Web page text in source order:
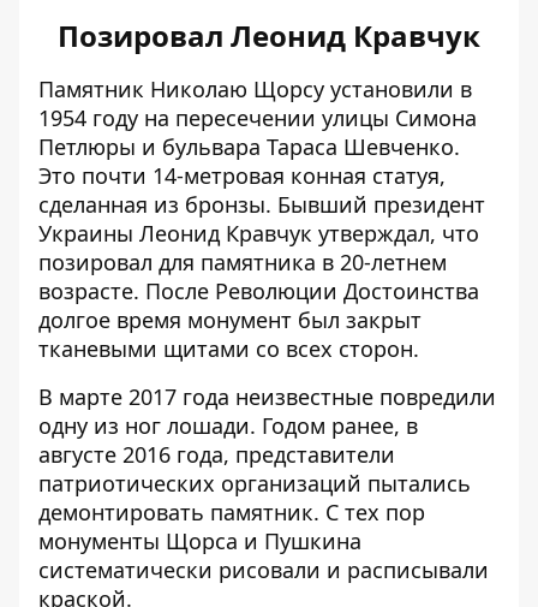
Позировал Леонид Кравчук
Памятник Николаю Щорсу установили в
1954 году на пересечении улицы Симона
Петлюры и бульвара Тараса Шевченко.
Это почти 14-метровая конная статуя,
сделанная из бронзы. Бывший президент
Украины Леонид Кравчук утверждал, что
позировал для памятника в 20-летнем
возрасте. После Революции Достоинства
долгое время монумент был закрыт
тканевыми щитами со всех сторон.
В марте 2017 года неизвестные повредили
одну из ног лошади. Годом ранее, в
августе 2016 года, представители
патриотических организаций пытались
демонтировать памятник. С тех пор
монументы Щорса и Пушкина
систематически рисовали и расписывали
краской.